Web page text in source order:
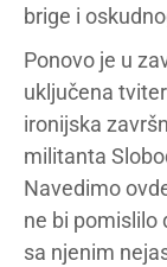
brige i
Ponovo je u
uključena
ironijska
militanta
Navedimo
ne bi pomislilo
sa njenim